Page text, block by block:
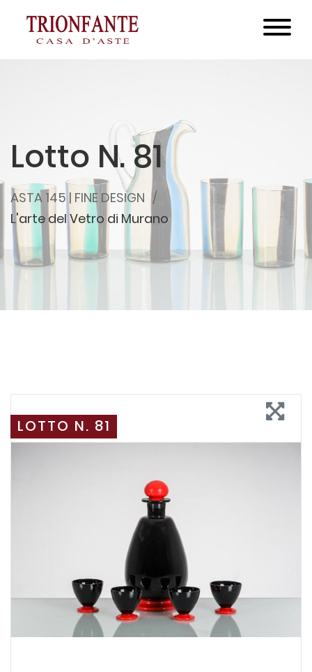
Lotto N. 81
ASTA 145 | FINE DESIGN
L'arte del Vetro di Murano
LOTTO N. 81